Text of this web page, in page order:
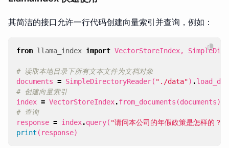
其简洁的接口允许一行代码创建向量索引并查询，例如：
from llama_index import VectorStoreIndex,
# 读取本地目录下所有文本文件为文档对象
documents = SimpleDirectoryReader( "./data") .
# 创建向量索引
index = VectorStoreIndex.from_documents (documents)
# 查询
response = index.query( "请问本公司的年假政策是怎样的？"
print ( response)